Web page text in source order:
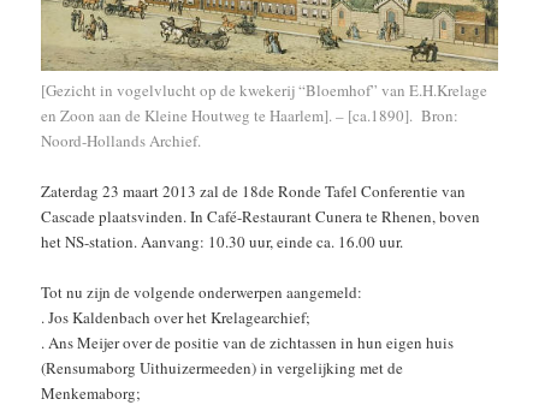
[Gezicht in vogelvlucht op de kwekerij “Bloemhof” van E.H.Krelage
en Zoon aan de Kleine Houtweg te Haarlem]. – [ca.1890]. Bron:
Noord-Hollands Archief.
Zaterdag 23 maart 2013 zal de 18de Ronde Tafel Conferentie van
Cascade plaatsvinden. In Café-Restaurant Cunera te Rhenen, boven
het NS-station. Aanvang: 10.30 uur, einde ca. 16.00 uur.
Tot nu zijn de volgende onderwerpen aangemeld:
. Jos Kaldenbach over het Krelagearchief;
. Ans Meijer over de positie van de zichtassen in hun eigen huis
(Rensumaborg Uithuizermeeden) in vergelijking met de
Menkemaborg;